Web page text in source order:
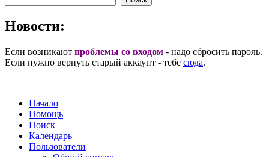
Новости:
Если возникают проблемы со входом - надо сбросить пароль.
Если нужно вернуть старый аккаунт - тебе сюда.
Начало
Помощь
Поиск
Календарь
Пользователи